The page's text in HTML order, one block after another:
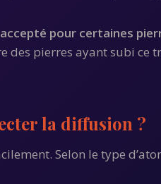
accepté pour certaines
des pierres ayant subi ce
la diffusion ?
Selon le type